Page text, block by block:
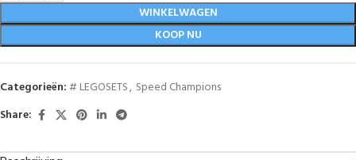
WINKELWAGEN
KOOP NU
Categorieën:# LEGOSETS, Speed Champions
Share: